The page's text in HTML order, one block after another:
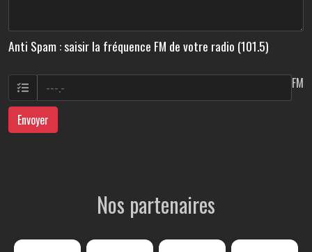
Anti Spam : saisir la fréquence FM de votre radio (101.5)
FM
Envoyer
Nos partenaires